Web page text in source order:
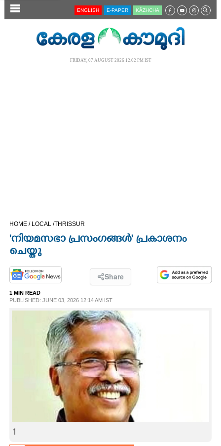
SECTIONS
OPINION
SPIRITUAL
ASTRO
ENGLISH E-PAPER KĀZHCHA
FRIDAY, 07 AUGUST 2026 12.02 PM IST
HOME / LOCAL /THRISSUR
'നിയമസഭാ പ്രസംഗങ്ങൾ' പ്രകാശനം
ചെയ്തു
Share
1 MIN READ
PUBLISHED: JUNE 03, 2026 12:14 AM IST
1